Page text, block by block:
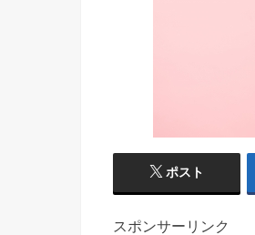
ポスト
スポンサーリンク